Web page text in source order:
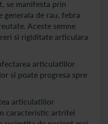
se manifesta prin
generala de rau, febra
Aceste semne
si rigiditate articulara
articulatiilor
si poate progresa spre
articulatiilor
caracteristic artritei